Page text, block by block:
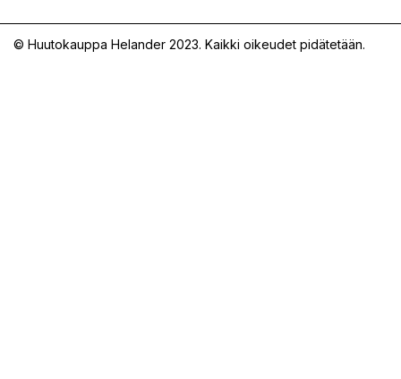
© Huutokauppa Helander 2023. Kaikki oikeudet pidätetään.